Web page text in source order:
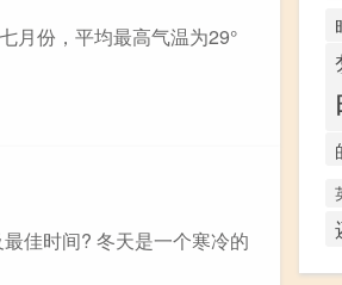
月份，平均最高气温为29°
佳时间? 冬天是一个寒冷的